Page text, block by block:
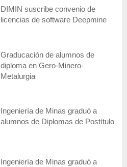
DIMIN suscribe convenio de
licencias de software Deepmine
Graducación de alumnos de
diploma en Gero-Minero-
Metalurgia
Ingeniería de Minas graduó a
alumnos de Diplomas de Postítulo
Ingeniería de Minas graduó a